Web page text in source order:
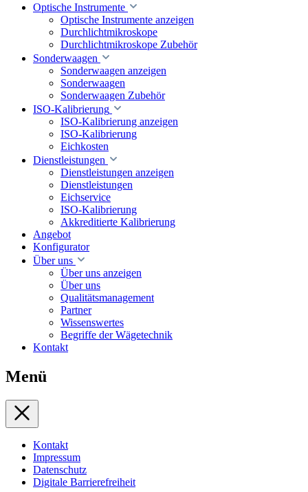
Optische Instrumente
Optische Instrumente anzeigen
Durchlichtmikroskope
Durchlichtmikroskope Zubehör
Sonderwaagen
Sonderwaagen anzeigen
Sonderwaagen
Sonderwaagen Zubehör
ISO-Kalibrierung
ISO-Kalibrierung anzeigen
ISO-Kalibrierung
Eichkosten
Dienstleistungen
Dienstleistungen anzeigen
Dienstleistungen
Eichservice
ISO-Kalibrierung
Akkreditierte Kalibrierung
Angebot
Konfigurator
Über uns
Über uns anzeigen
Über uns
Qualitätsmanagement
Partner
Wissenswertes
Begriffe der Wägetechnik
Kontakt
Menü
Kontakt
Impressum
Datenschutz
Digitale Barrierefreiheit